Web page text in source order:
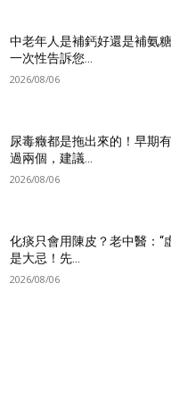
中老年人是補鈣好還是補氨
一次性告訴您...
2026/08/06
尿毒癥都是拖出來的！早期
過兩個，建議...
2026/08/06
化痰只會用陳皮？老中醫：“
是大忌！先...
2026/08/06